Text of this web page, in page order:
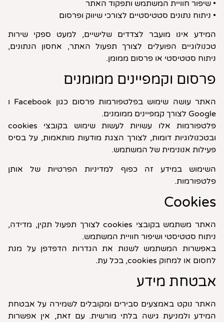
• שיפור חוויית המשתמש ותפקוד האתר
• ניתוח נתונים סטטיסטיים לצורכי שיווק ופרסום
המידע אינו מועבר לצדדים שלישיים, למעט ספקי שירות
טכנולוגיים הפועלים לצורך תפעול האתר, אחסון הנתונים,
ניתוח סטטיסטי או פרסום ממומן.
פרסום וקמפיינים ממומנים
האתר עושה שימוש בפלטפורמות פרסום כגון Facebook ו
Google לצורך קמפיינים ממומנים.
פלטפורמות אלו עשויות לעשות שימוש בקובצי cookies
ובטכנולוגיות דומות, לצורך הצגת מודעות מותאמות, על בסיס
פעילות אנונימית של המשתמש.
השימוש במידע זה כפוף למדיניות הפרטיות של אותן
פלטפורמות.
Cookies
האתר משתמש בקובצי cookies לצורך תפעול תקין, מדידה,
ניתוח סטטיסטי ושיפור חוויית המשתמש.
באפשרות המשתמש לשנות את הגדרות הדפדפן על מנת
לחסום או למחוק cookies, בכל עת.
אבטחת מידע
האתר נוקט באמצעים סבירים ומקובלים לשמירה על אבטחת
המידע ולמניעת גישה בלתי מורשית. עם זאת, אין אפשרות